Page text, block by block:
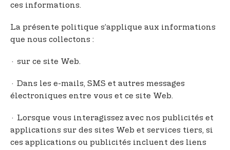
ces informations.
La présente politique s’applique aux informations
que nous collectons :
· sur ce site Web.
· Dans les e-mails, SMS et autres messages
électroniques entre vous et ce site Web.
· Lorsque vous interagissez avec nos publicités et
applications sur des sites Web et services tiers, si
ces applications ou publicités incluent des liens